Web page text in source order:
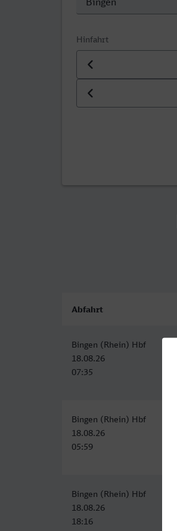
Hinfahrt
Datum der Hinfahrt
Uhrzeit der Hinfahrt
Abfahrt
Bingen (Rhein) Hbf
18.08.26
07:35
Bingen (Rhein) Hbf
18.08.26
05:59
Bingen (Rhein) Hbf
18.08.26
18:16